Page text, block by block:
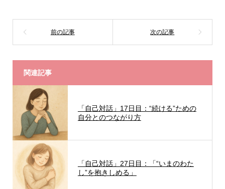
関連記事
「自己対話」17日目：“続ける”ための
自分とのつながり方
「自己対話」27日目：「“いまのわた
し”を抱きしめる」